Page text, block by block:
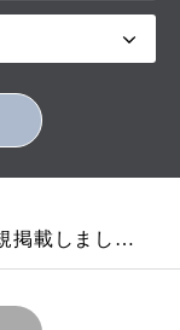
【島原半島｜島原エリア】記事を新規掲載しました。